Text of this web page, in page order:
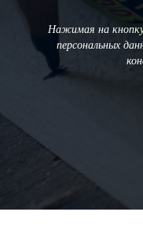
Нажимая на
персональных